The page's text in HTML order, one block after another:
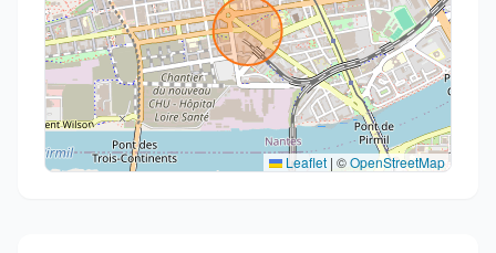
Leaflet | ©OpenStreetMap